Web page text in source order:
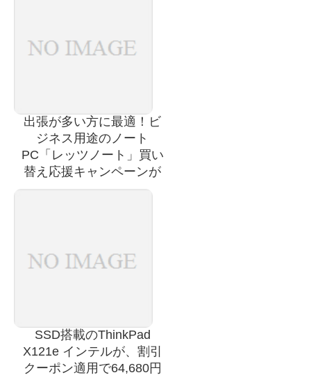
出張が多い方に最適！ビ
ジネス用途のノート
PC「レッツノート」買い
替え応援キャンペーンが
開催中です！
SSD搭載のThinkPad
X121e インテルが、割引
クーポン適用で64,680円